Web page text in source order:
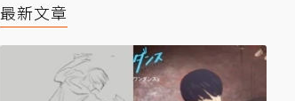
最新文章